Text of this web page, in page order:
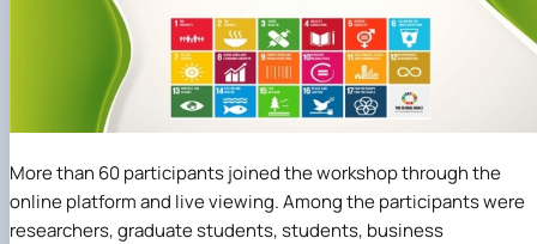
More than 60 participants joined the workshop through the
online platform and live viewing. Among the participants were
researchers, graduate students, students, business